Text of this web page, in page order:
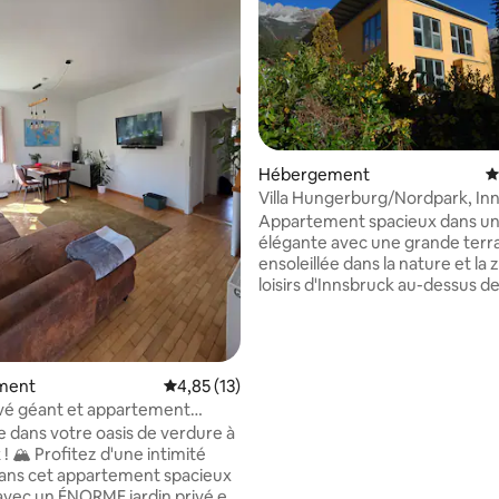
sur la base de 17 commentaires : 5 sur 5
Évaluation moyenne sur la base de 13
4,85 (13)
géant et appartement
Innsbruck
dans votre oasis de verdure à
! 🏔️ Profitez d'une intimité
cet appartement spacieux
Hébergement
Villa Hungerburg/Nordpark,
Appartement spacieux dans
élégante avec une grande
ensoleillée dans la nature et la
loisirs d'Innsbruck au-dessus